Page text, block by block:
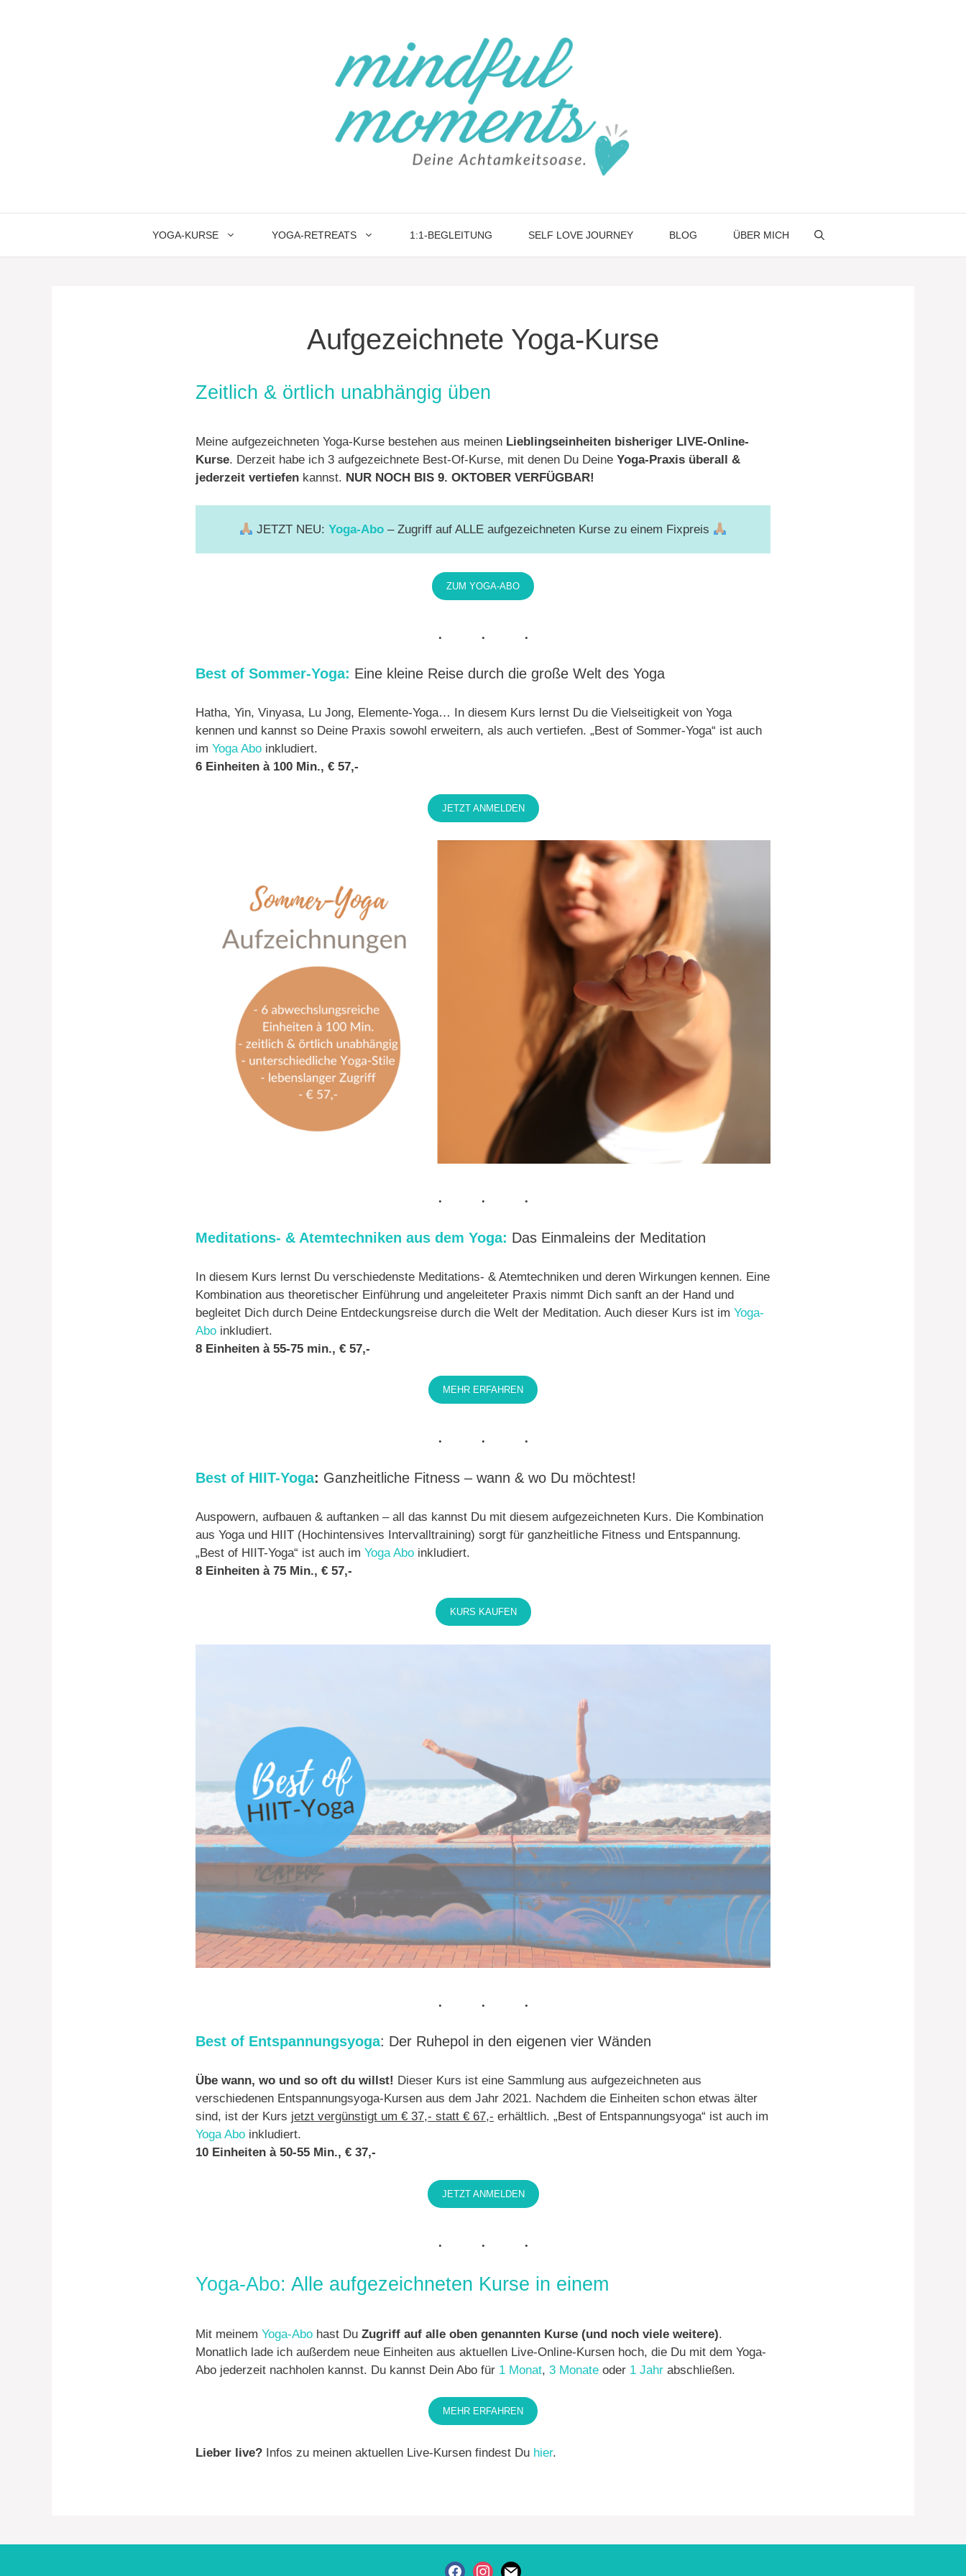
YOGA-KURSE YOGA-RETREATS 1:1-BEGLEITUNG SELF LOVE JOURNEY BLOG ÜBER MICH
Aufgezeichnete Yoga-Kurse
Zeitlich & örtlich unabhängig üben
Meine aufgezeichneten Yoga-Kurse bestehen aus meinen Lieblingseinheiten bisheriger LIVE-Online-
Kurse. Derzeit habe ich 3 aufgezeichnete Best-Of-Kurse, mit denen Du Deine Yoga-Praxis überall &
jederzeit vertiefen kannst. NUR NOCH BIS 9. OKTOBER VERFÜGBAR!
JETZT NEU: Yoga-Abo – Zugriff auf ALLE aufgezeichneten Kurse zu einem Fixpreis
ZUM YOGA-ABO
Best of Sommer-Yoga: Eine kleine Reise durch die große Welt des Yoga
Hatha, Yin, Vinyasa, Lu Jong, Elemente-Yoga… In diesem Kurs lernst Du die Vielseitigkeit von Yoga
kennen und kannst so Deine Praxis sowohl erweitern, als auch vertiefen. „Best of Sommer-Yoga“ ist auch
im Yoga Abo inkludiert.
6 Einheiten à 100 Min., € 57,-
JETZT ANMELDEN
Meditations- & Atemtechniken aus dem Yoga: Das Einmaleins der Meditation
In diesem Kurs lernst Du verschiedenste Meditations- & Atemtechniken und deren Wirkungen kennen. Eine
Kombination aus theoretischer Einführung und angeleiteter Praxis nimmt Dich sanft an der Hand und
begleitet Dich durch Deine Entdeckungsreise durch die Welt der Meditation. Auch dieser Kurs ist im Yoga-
Abo inkludiert.
8 Einheiten à 55-75 min., € 57,-
MEHR ERFAHREN
Best of HIIT-Yoga: Ganzheitliche Fitness – wann & wo Du möchtest!
Auspowern, aufbauen & auftanken – all das kannst Du mit diesem aufgezeichneten Kurs. Die Kombination
aus Yoga und HIIT (Hochintensives Intervalltraining) sorgt für ganzheitliche Fitness und Entspannung.
„Best of HIIT-Yoga“ ist auch im Yoga Abo inkludiert.
8 Einheiten à 75 Min., € 57,-
KURS KAUFEN
Best of Entspannungsyoga: Der Ruhepol in den eigenen vier Wänden
Übe wann, wo und so oft du willst! Dieser Kurs ist eine Sammlung aus aufgezeichneten aus
verschiedenen Entspannungsyoga-Kursen aus dem Jahr 2021. Nachdem die Einheiten schon etwas älter
sind, ist der Kurs jetzt vergünstigt um € 37,- statt € 67,- erhältlich. „Best of Entspannungsyoga“ ist auch im
Yoga Abo inkludiert.
10 Einheiten à 50-55 Min., € 37,-
JETZT ANMELDEN
Yoga-Abo: Alle aufgezeichneten Kurse in einem
Mit meinem Yoga-Abo hast Du Zugriff auf alle oben genannten Kurse (und noch viele weitere).
Monatlich lade ich außerdem neue Einheiten aus aktuellen Live-Online-Kursen hoch, die Du mit dem Yoga-
Abo jederzeit nachholen kannst. Du kannst Dein Abo für 1 Monat, 3 Monate oder 1 Jahr abschließen.
MEHR ERFAHREN
Lieber live? Infos zu meinen aktuellen Live-Kursen findest Du hier.
FACEBOOKINSTAGRAM
MAIL